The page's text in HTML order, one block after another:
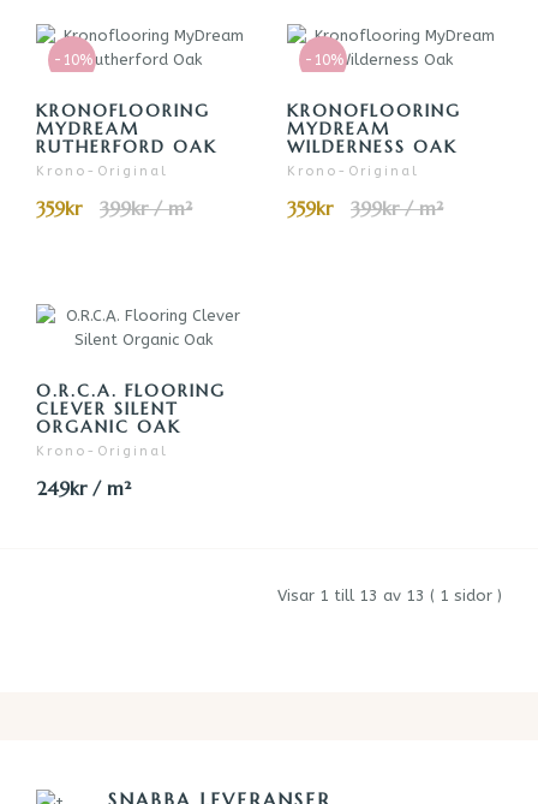
-10%
KRONOFLOORING
MYDREAM
RUTHERFORD OAK
Krono-Original
359kr 399kr / m²
-10%
KRONOFLOORING
MYDREAM
WILDERNESS OAK
Krono-Original
359kr 399kr / m²
O.R.C.A. FLOORING
CLEVER SILENT
ORGANIC OAK
Krono-Original
249kr / m²
Visar 1 till 13 av 13 ( 1 sidor )